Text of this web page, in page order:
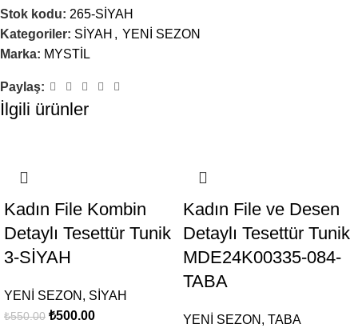
İsim
E-posta
Daha sonraki yorumlarımda kullanılması için adım, e-posta
adresim ve site adresim bu tarayıcıya kaydedilsin.
Stok kodu: 265-SİYAH
Kategoriler: SİYAH , YENİ SEZON
Marka: MYSTİL
Paylaş:
İlgili ürünler
Kadın File Kombin
Detaylı Tesettür Tunik
3-SİYAH
YENİ SEZON , SİYAH
₺550.00 ₺500.00
Kadın File ve Desen
Detaylı Tesettür Tunik
MDE24K00335-084-
TABA
YENİ SEZON , TABA